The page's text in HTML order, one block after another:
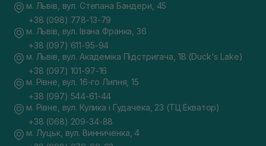
м. Львів, вул. Степана Бандери, 45
+38 (098) 778-13-79
м. Львів, вул. Івана Франка, 36
+38 (097) 611-95-94
м. Львів, вул. Академіка Підстригача, 1В (Duck's Lake)
+38 (097) 101-97-16
м. Рівне, вул. 16-го Липня, 15
+38 (097) 544-61-44
м. Рівне, вул. Кулика і Гудачека, 23 (ТЦ Екватор)
+38 (068) 209-34-88
м. Луцьк, вул. Винниченка, 4